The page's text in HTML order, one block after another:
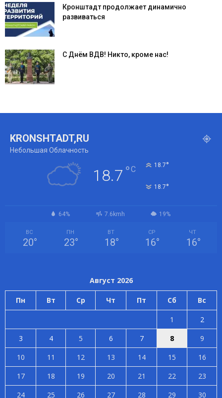
Кронштадт продолжает динамично
развиваться
С Днём ВДВ! Никто, кроме нас!
KRONSHTADT,RU
Небольшая Облачность
18.7 °C 18.7°
18.7°
64% 7.6kmh 19%
ВС
20°
ПН
23°
ВТ
18°
СР
16°
ЧТ
16°
Август 2026
Пн Вт Ср Чт Пт Сб Вс
1
2
3
4 5 6 7 8
9
10
11 12 13 14 15
16
17
18 19 20 21 22
23
24
25 26 27 28 29 30